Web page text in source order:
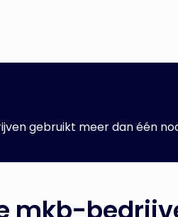
gebruikt meer dan één